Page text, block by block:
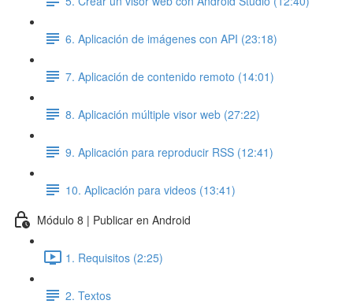
6. Aplicación de imágenes con API (23:18)
7. Aplicación de contenido remoto (14:01)
8. Aplicación múltiple visor web (27:22)
9. Aplicación para reproducir RSS (12:41)
10. Aplicación para videos (13:41)
Módulo 8 | Publicar en Android
1. Requisitos (2:25)
2. Textos